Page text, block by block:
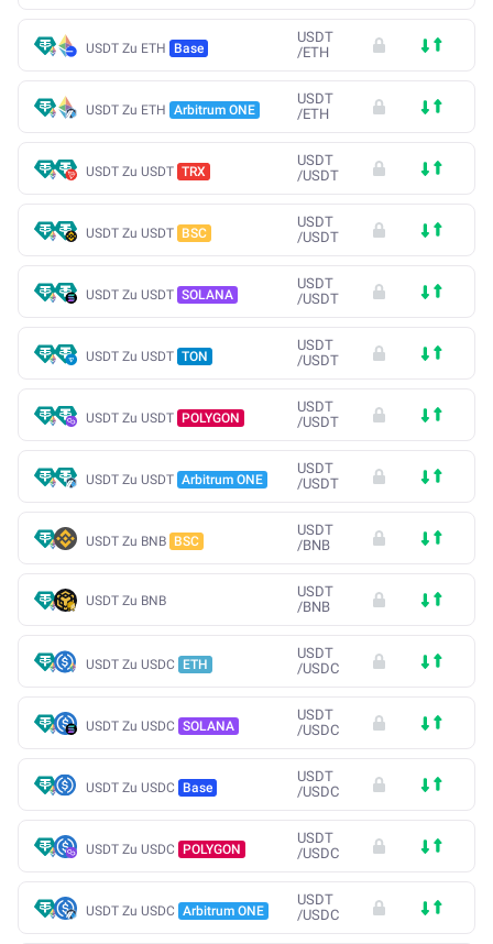
USDT Zu ETH Base
USDT
/ETH
USDT Zu ETH Arbitrum ONE
USDT
/ETH
USDT Zu USDT TRX
USDT
/USDT
USDT Zu USDT BSC
USDT
/USDT
USDT Zu USDT SOLANA
USDT
/USDT
USDT Zu USDT TON
USDT
/USDT
USDT Zu USDT POLYGON
USDT
/USDT
USDT Zu USDT Arbitrum ONE
USDT
/USDT
USDT Zu BNB BSC
USDT
/BNB
USDT Zu BNB
USDT
/BNB
USDT Zu USDC ETH
USDT
/USDC
USDT Zu USDC SOLANA
USDT
/USDC
USDT Zu USDC Base
USDT
/USDC
USDT Zu USDC POLYGON
USDT
/USDC
USDT Zu USDC Arbitrum ONE
USDT
/USDC